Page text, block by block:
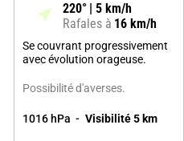
220° 5 km/h
Rafales à 16 km/h
Se couvrant progressivement
avec évolution orageuse.
Possibilité d'averses.
1016 hPa Visibilité 5 km